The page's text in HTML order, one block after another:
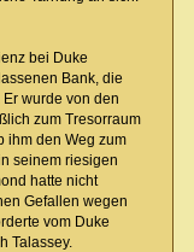
bei Duke
Bank, die
wurde von den
zum Tresorraum
ihm den Weg zum
seinem riesigen
hatte nicht
Gefallen wegen
vom Duke
Talassey.